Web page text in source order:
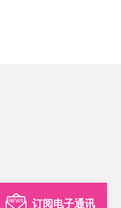
订阅电子通讯